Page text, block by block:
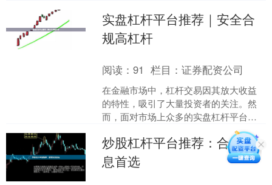
验。本文将为您推荐值得信....
实盘杠杆平台推荐｜安全合
规高杠杆
阅读：91 栏目：证券配资公司
在金融市场中，杠杆交易因其放大收益
的特性，吸引了大量投资者的关注。然
而，面对市场上众多的实盘杠杆平台，
如何选择一家安全合规、高杠杆且值得
信赖的平台，成为投资者最....
炒股杠杆平台推荐：合规低
息首选